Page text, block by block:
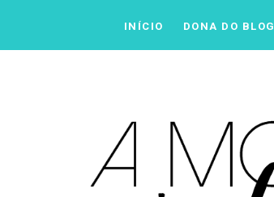
INÍCIO DONA DO BLOG